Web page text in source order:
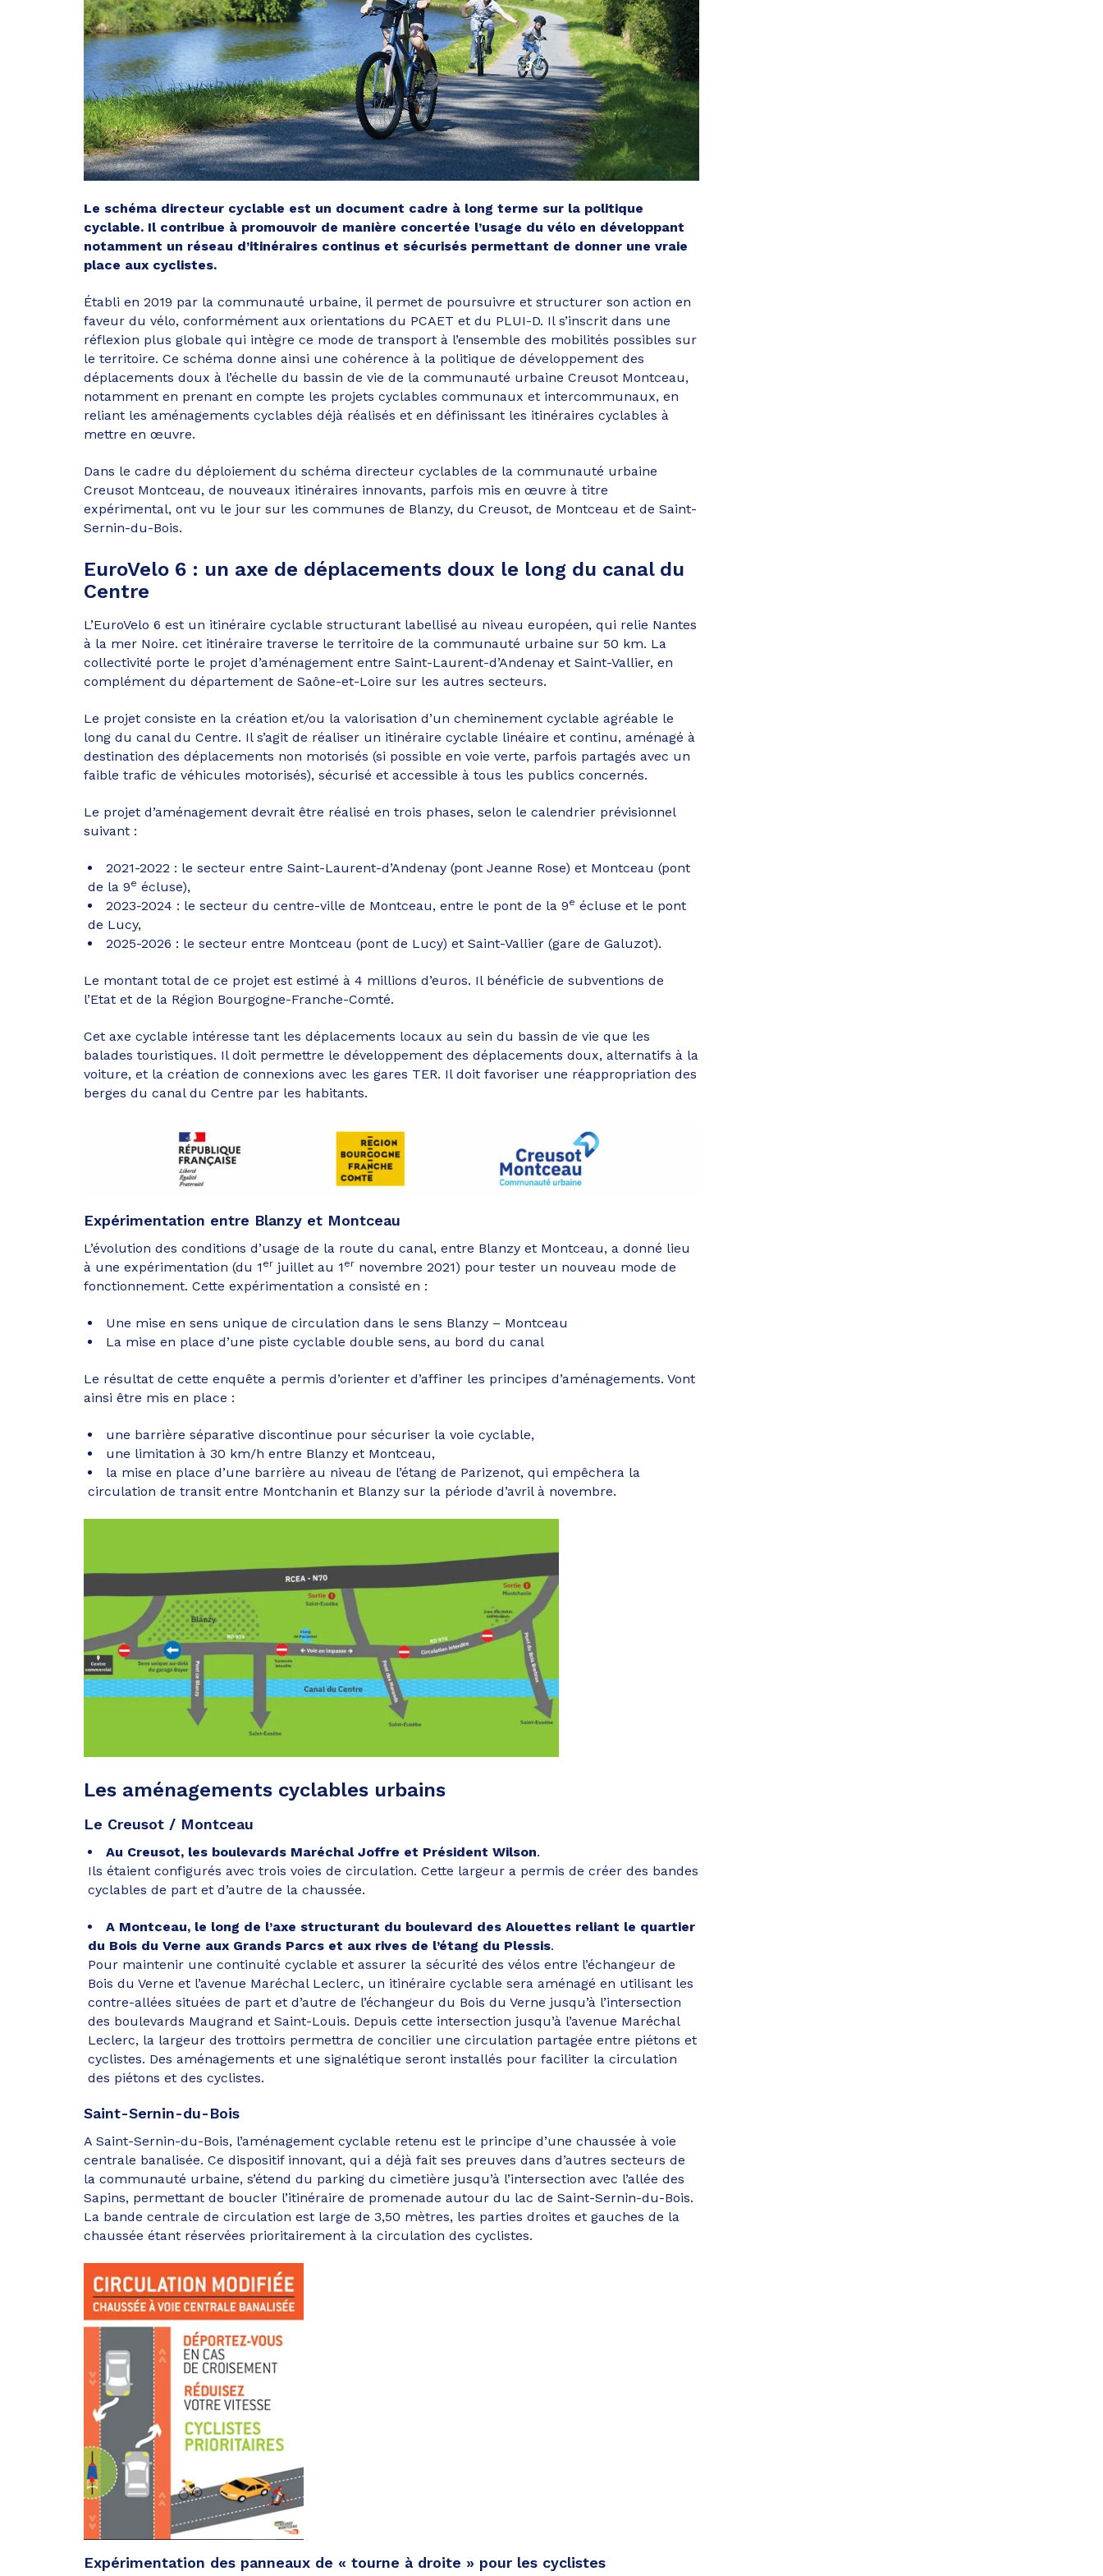
Le schéma directeur cyclable est un document cadre à long terme sur la politique
cyclable. Il contribue à promouvoir de manière concertée l’usage du vélo en développant
notamment un réseau d’itinéraires continus et sécurisés permettant de donner une vraie
place aux cyclistes.
Établi en 2019 par la communauté urbaine, il permet de poursuivre et structurer son action en
faveur du vélo, conformément aux orientations du PCAET et du PLUI-D. Il s’inscrit dans une
réflexion plus globale qui intègre ce mode de transport à l’ensemble des mobilités possibles sur
le territoire. Ce schéma donne ainsi une cohérence à la politique de développement des
déplacements doux à l’échelle du bassin de vie de la communauté urbaine Creusot Montceau,
notamment en prenant en compte les projets cyclables communaux et intercommunaux, en
reliant les aménagements cyclables déjà réalisés et en définissant les itinéraires cyclables à
mettre en œuvre.
Dans le cadre du déploiement du schéma directeur cyclables de la communauté urbaine
Creusot Montceau, de nouveaux itinéraires innovants, parfois mis en œuvre à titre
expérimental, ont vu le jour sur les communes de Blanzy, du Creusot, de Montceau et de Saint-
Sernin-du-Bois.
EuroVelo 6 : un axe de déplacements doux le long du canal du
Centre
L’EuroVelo 6 est un itinéraire cyclable structurant labellisé au niveau européen, qui relie Nantes
à la mer Noire. cet itinéraire traverse le territoire de la communauté urbaine sur 50 km. La
collectivité porte le projet d’aménagement entre Saint-Laurent-d’Andenay et Saint-Vallier, en
complément du département de Saône-et-Loire sur les autres secteurs.
Le projet consiste en la création et/ou la valorisation d’un cheminement cyclable agréable le
long du canal du Centre. Il s’agit de réaliser un itinéraire cyclable linéaire et continu, aménagé à
destination des déplacements non motorisés (si possible en voie verte, parfois partagés avec un
faible trafic de véhicules motorisés), sécurisé et accessible à tous les publics concernés.
Le projet d’aménagement devrait être réalisé en trois phases, selon le calendrier prévisionnel
suivant :
2021-2022 : le secteur entre Saint-Laurent-d’Andenay (pont Jeanne Rose) et Montceau (pont
de la 9e écluse),
2023-2024 : le secteur du centre-ville de Montceau, entre le pont de la 9e écluse et le pont
de Lucy,
2025-2026 : le secteur entre Montceau (pont de Lucy) et Saint-Vallier (gare de Galuzot).
Le montant total de ce projet est estimé à 4 millions d’euros. Il bénéficie de subventions de
l’Etat et de la Région Bourgogne-Franche-Comté.
Cet axe cyclable intéresse tant les déplacements locaux au sein du bassin de vie que les
balades touristiques. Il doit permettre le développement des déplacements doux, alternatifs à la
voiture, et la création de connexions avec les gares TER. Il doit favoriser une réappropriation des
berges du canal du Centre par les habitants.
Expérimentation entre Blanzy et Montceau
L’évolution des conditions d’usage de la route du canal, entre Blanzy et Montceau, a donné lieu
à une expérimentation (du 1 er juillet au 1 er novembre 2021) pour tester un nouveau mode de
fonctionnement. Cette expérimentation a consisté en :
Une mise en sens unique de circulation dans le sens Blanzy – Montceau
La mise en place d’une piste cyclable double sens, au bord du canal
Le résultat de cette enquête a permis d’orienter et d’affiner les principes d’aménagements. Vont
ainsi être mis en place :
une barrière séparative discontinue pour sécuriser la voie cyclable,
une limitation à 30 km/h entre Blanzy et Montceau,
la mise en place d’une barrière au niveau de l’étang de Parizenot, qui empêchera la
circulation de transit entre Montchanin et Blanzy sur la période d’avril à novembre.
Les aménagements cyclables urbains
Le Creusot / Montceau
Au Creusot, les boulevards Maréchal Joffre et Président Wilson.
Ils étaient configurés avec trois voies de circulation. Cette largeur a permis de créer des bandes
cyclables de part et d’autre de la chaussée.
A Montceau, le long de l’axe structurant du boulevard des Alouettes reliant le quartier
du Bois du Verne aux Grands Parcs et aux rives de l’étang du Plessis.
Pour maintenir une continuité cyclable et assurer la sécurité des vélos entre l’échangeur de
Bois du Verne et l’avenue Maréchal Leclerc, un itinéraire cyclable sera aménagé en utilisant les
contre-allées situées de part et d’autre de l’échangeur du Bois du Verne jusqu’à l’intersection
des boulevards Maugrand et Saint-Louis. Depuis cette intersection jusqu’à l’avenue Maréchal
Leclerc, la largeur des trottoirs permettra de concilier une circulation partagée entre piétons et
cyclistes. Des aménagements et une signalétique seront installés pour faciliter la circulation
des piétons et des cyclistes.
Saint-Sernin-du-Bois
A Saint-Sernin-du-Bois, l’aménagement cyclable retenu est le principe d’une chaussée à voie
centrale banalisée. Ce dispositif innovant, qui a déjà fait ses preuves dans d’autres secteurs de
la communauté urbaine, s’étend du parking du cimetière jusqu’à l’intersection avec l’allée des
Sapins, permettant de boucler l’itinéraire de promenade autour du lac de Saint-Sernin-du-Bois.
La bande centrale de circulation est large de 3,50 mètres, les parties droites et gauches de la
chaussée étant réservées prioritairement à la circulation des cyclistes.
Expérimentation des panneaux de « tourne à droite » pour les cyclistes